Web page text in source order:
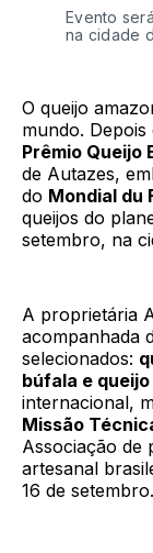
Evento
na cidade
O queijo
mundo.
Prêmio Queijo
de Autazes,
do Mondial du
queijos do
setembro, na
A proprietária
acompanhada
selecionados:
búfala e
internacional,
Missão
Associação de
artesanal
16 de setembro.